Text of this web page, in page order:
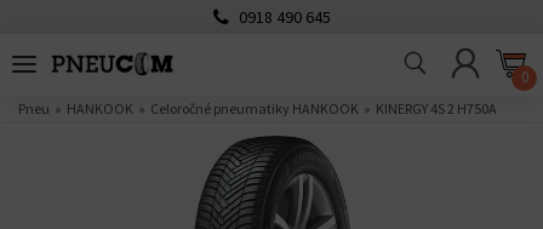
0918 490 645
0
Pneu HANKOOK Celoročné pneumatiky HANKOOK KINERGY 4S 2 H750A